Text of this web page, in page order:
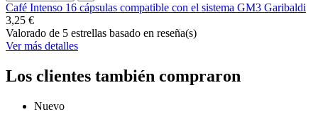
Café Intenso 16 cápsulas compatible con el sistema GM3 Garibaldi
3,25 €
Valorado de 5 estrellas basado en reseña(s)
Ver más detalles
Los clientes también compraron
Nuevo